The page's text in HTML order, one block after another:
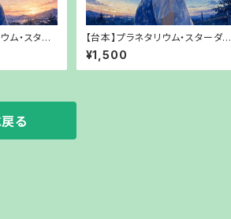
ム・スター
休み～ミ
】
【台本】プラネタリウム・スターダス
ター～送れなかった夏休み～ミズ
タマリリ【PDFでお渡し】
¥1,500
る